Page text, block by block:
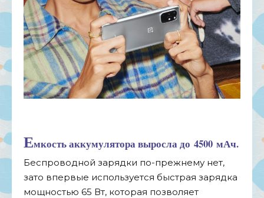
Емкость аккумулятора выросла до 4500 мАч.
Беспроводной зарядки по-прежнему нет,
зато впервые используется быстрая зарядка
мощностью 65 Вт, которая позволяет